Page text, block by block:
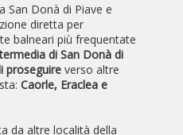
San Donà di Piave e
diretta per
balneari più frequentate
di San Donà di
proseguire verso altre
Caorle, Eraclea e
da altre località della